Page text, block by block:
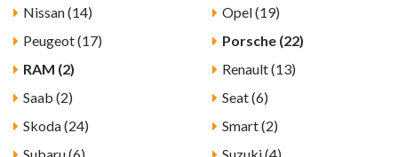
Nissan (14)
Opel (19)
Peugeot (17)
Porsche (22)
RAM (2)
Renault (13)
Saab (2)
Seat (6)
Skoda (24)
Smart (2)